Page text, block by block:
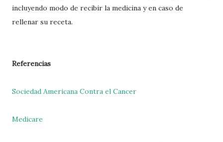
incluyendo modo de recibir la medicina y en caso de
rellenar su receta.
Referencias
Sociedad Americana Contra el Cancer
Medicare